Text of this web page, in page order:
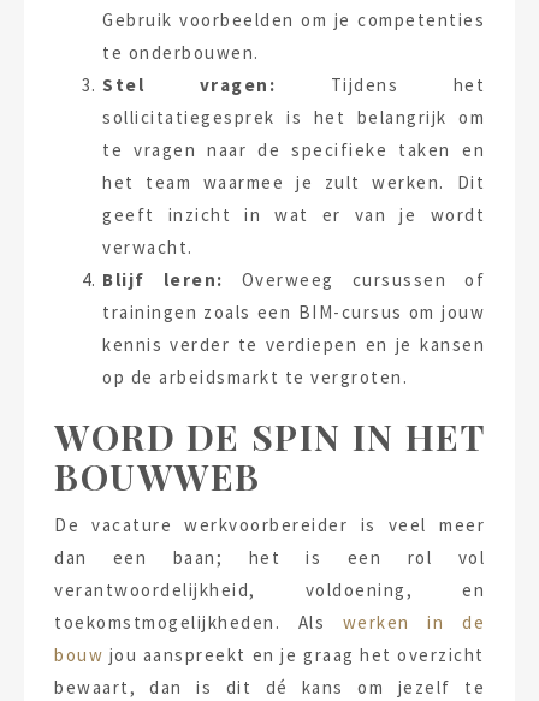
Gebruik voorbeelden om je competenties
te onderbouwen.
Stel vragen: Tijdens het
sollicitatiegesprek is het belangrijk om
te vragen naar de specifieke taken en
het team waarmee je zult werken. Dit
geeft inzicht in wat er van je wordt
verwacht.
Blijf leren: Overweeg cursussen of
trainingen zoals een BIM-cursus om jouw
kennis verder te verdiepen en je kansen
op de arbeidsmarkt te vergroten.
WORD DE SPIN IN HET
BOUWWEB
De vacature werkvoorbereider is veel meer
dan een baan; het is een rol vol
verantwoordelijkheid, voldoening, en
toekomstmogelijkheden. Als
werken in de
bouw jou aanspreekt en je graag het overzicht
bewaart, dan is dit dé kans om jezelf te